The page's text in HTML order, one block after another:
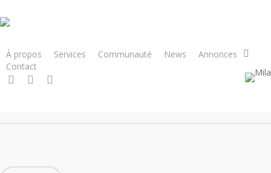
to
content
À propos Services Communauté News
Annonces
Contact
facebookinstagram